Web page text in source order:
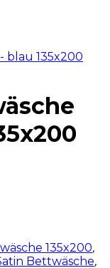
135x200,
Bettwäsche,